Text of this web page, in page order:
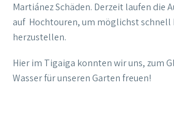
Martiánez Schäden. Derzeit laufen die
auf Hochtouren, um möglichst
herzustellen.
Hier im Tigaiga konnten wir uns, zum
Wasser für unseren Garten freuen!